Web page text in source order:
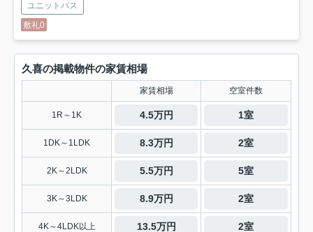
ユニットバス
敷礼0
久喜の掲載物件の家賃相場
家賃相場 空室件数
1R～1K 4.5万円 1室
1DK～1LDK 8.3万円 2室
2K～2LDK 5.5万円 5室
3K～3LDK 8.9万円 2室
4K～4LDK以上 13.5万円 2室